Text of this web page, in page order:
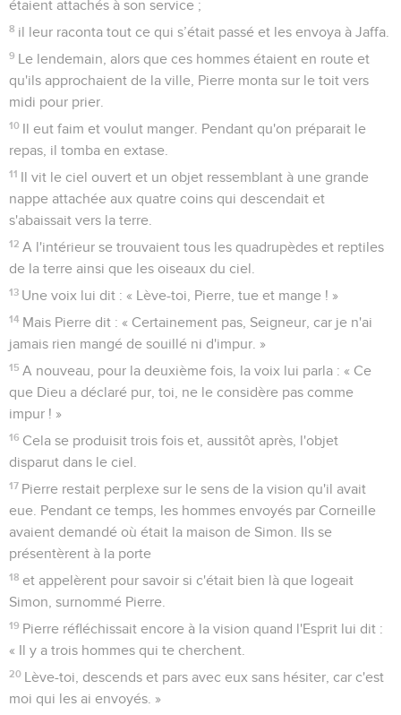
étaient attachés à son service ;
8 il leur raconta tout ce qui s’était passé et les envoya à Jaffa.
9 Le lendemain, alors que ces hommes étaient en route et
qu'ils approchaient de la ville, Pierre monta sur le toit vers
midi pour prier.
10 Il eut faim et voulut manger. Pendant qu'on préparait le
repas, il tomba en extase.
11 Il vit le ciel ouvert et un objet ressemblant à une grande
nappe attachée aux quatre coins qui descendait et
s'abaissait vers la terre.
12 A l'intérieur se trouvaient tous les quadrupèdes et reptiles
de la terre ainsi que les oiseaux du ciel.
13 Une voix lui dit : « Lève-toi, Pierre, tue et mange ! »
14 Mais Pierre dit : « Certainement pas, Seigneur, car je n'ai
jamais rien mangé de souillé ni d'impur. »
15 A nouveau, pour la deuxième fois, la voix lui parla : « Ce
que Dieu a déclaré pur, toi, ne le considère pas comme
impur ! »
16 Cela se produisit trois fois et, aussitôt après, l'objet
disparut dans le ciel.
17 Pierre restait perplexe sur le sens de la vision qu'il avait
eue. Pendant ce temps, les hommes envoyés par Corneille
avaient demandé où était la maison de Simon. Ils se
présentèrent à la porte
18 et appelèrent pour savoir si c'était bien là que logeait
Simon, surnommé Pierre.
19 Pierre réfléchissait encore à la vision quand l'Esprit lui dit :
« Il y a trois hommes qui te cherchent.
20 Lève-toi, descends et pars avec eux sans hésiter, car c'est
moi qui les ai envoyés. »